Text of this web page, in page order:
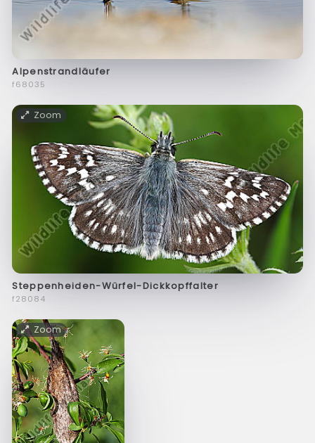
Alpenstrandläufer
f68035
Zoom
Steppenheiden-Würfel-Dickkopffalter
f28084
Zoom